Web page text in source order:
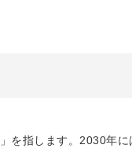
」を指します。2030年